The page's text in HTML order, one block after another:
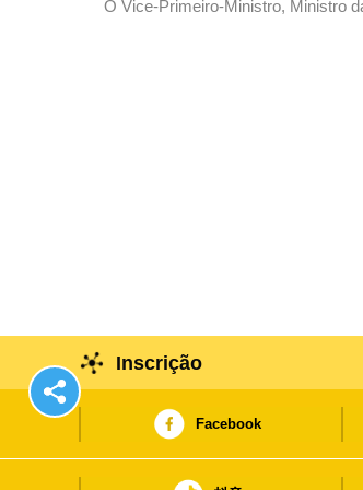
O Vice-Primeiro-Ministro, Ministro
Inscrição
Facebook